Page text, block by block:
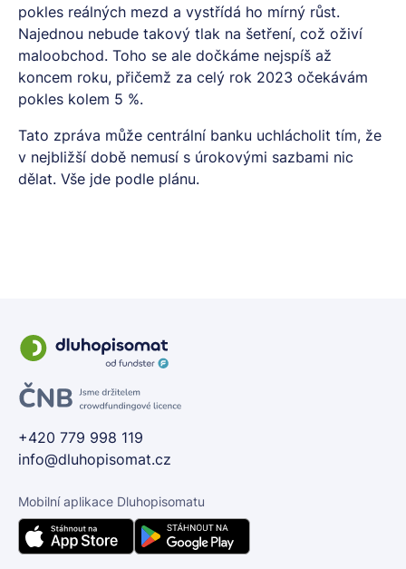
pokles reálných mezd a vystřídá ho mírný růst.
Najednou nebude takový tlak na šetření, což oživí
maloobchod. Toho se ale dočkáme nejspíš až
koncem roku, přičemž za celý rok 2023 očekávám
pokles kolem 5 %.
Tato zpráva může centrální banku uchlácholit tím, že
v nejbližší době nemusí s úrokovými sazbami nic
dělat. Vše jde podle plánu.
+420 779 998 119
info@dluhopisomat.cz
Mobilní aplikace Dluhopisomatu